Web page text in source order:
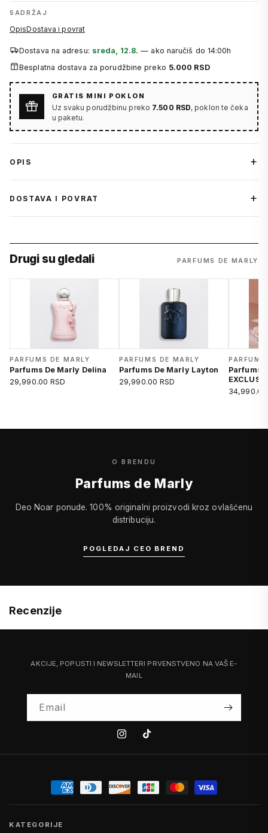
SADRŽAJ
OpisDostava i povrat
Dostava na adresu: sreda, 12.8. — ako naručiš do 14:00h
Besplatna dostava za porudžbine preko 5.000 RSD
GRATIS MINI POKLON
Uz svaku porudžbinu preko 7.500 RSD, poklon te čeka
u paketu.
OPIS
DOSTAVA I POVRAT
Drugi su gledali PARFUMS DE MARLY
PARFUMS DE MARLY
Parfums De Marly Delina
29,990.00 RSD
PARFUMS DE MARLY
Parfums De Marly Layton
29,990.00 RSD
Parfums
EXCLUSIF
34,990.00
O BRENDU
Parfums de Marly
Deo Noar ponude. 100% originalni proizvodi kroz ovlašćenu
distribuciju.
POGLEDAJ CEO BREND
Recenzije
AKCIJE, POPUSTI I NEWSLETTERI PRVENSTVENO NA VAŠ E-
MAIL
Email
InstagramTiktok
KATEGORIJE